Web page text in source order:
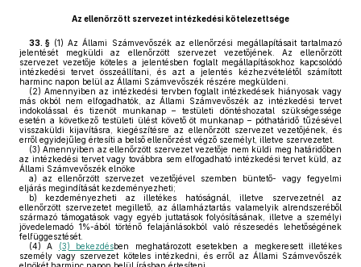
Az ellenőrzött szervezet intézkedési kötelezettsége
33. § (1) Az Állami Számvevőszék az ellenőrzési megállapításait tartalmazó
jelentését megküldi az ellenőrzött szervezet vezetőjének. Az ellenőrzött
szervezet vezetője köteles a jelentésben foglalt megállapításokhoz kapcsolódó
intézkedési tervet összeállítani, és azt a jelentés kézhezvételétől számított
harminc napon belül az Állami Számvevőszék részére megküldeni.
(2) Amennyiben az intézkedési tervben foglalt intézkedések hiányosak vagy
más okból nem elfogadhatók, az Állami Számvevőszék az intézkedési tervet
indokolással és tizenöt munkanap – testületi döntéshozatal szükségessége
esetén a következő testületi ülést követő öt munkanap – póthatáridő tűzésével
visszaküldi kijavításra, kiegészítésre az ellenőrzött szervezet vezetőjének, és
erről egyidejűleg értesíti a belső ellenőrzést végző személyt, illetve szervezetet.
(3) Amennyiben az ellenőrzött szervezet vezetője nem küldi meg határidőben
az intézkedési tervet vagy továbbra sem elfogadható intézkedési tervet küld, az
Állami Számvevőszék elnöke
a) az ellenőrzött szervezet vezetőjével szemben büntető- vagy fegyelmi
eljárás megindítását kezdeményezheti;
b) kezdeményezheti az illetékes hatóságnál, illetve szervezetnél az
ellenőrzött szervezetet megillető, az államháztartás valamelyik alrendszeréből
származó támogatások vagy egyéb juttatások folyósításának, illetve a személyi
jövedelemadó 1%-ából történő felajánlásokból való részesedés lehetőségének
felfüggesztését.
(4) A (3) bekezdésben meghatározott esetekben a megkeresett illetékes
személy vagy szervezet köteles intézkedni, és erről az Állami Számvevőszék